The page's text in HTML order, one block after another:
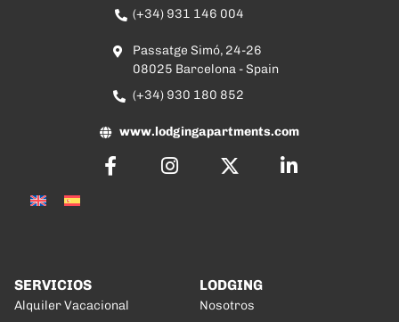
(+34) 931 146 004
Passatge Simó, 24-26
08025 Barcelona - Spain
(+34) 930 180 852
www.lodgingapartments.com
SERVICIOS
Alquiler Vacacional
LODGING
Nosotros